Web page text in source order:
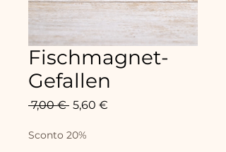
Fischmagnet-
Gefallen
7,00 € Standardpreis
5,60 €
Sconto 20%